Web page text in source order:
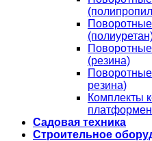
(резина)
резина)
Комплекты
Садовая техника
Строительное